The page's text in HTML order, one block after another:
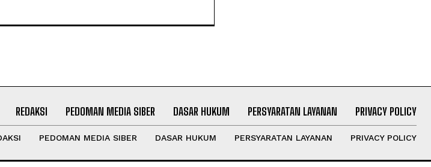
REDAKSI PEDOMAN MEDIA SIBER DASAR HUKUM PERSYARATAN LAYANAN PRIVACY POLICY
PEDOMAN MEDIA SIBER DASAR HUKUM PERSYARATAN LAYANAN PRIVACY POLICY